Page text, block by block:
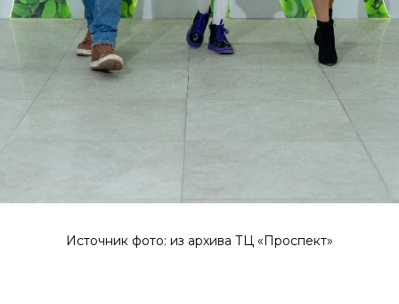
Источник фото: из архива ТЦ «Проспект»